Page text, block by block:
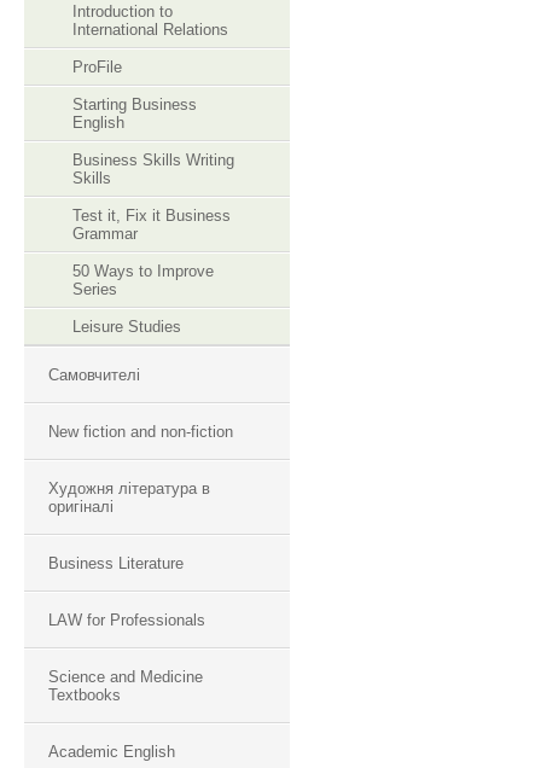
Introduction to
International Relations
ProFile
Starting Business
English
Business Skills Writing
Skills
Test it, Fix it Business
Grammar
50 Ways to Improve
Series
Leisure Studies
Самовчителі
New fiction and non-fiction
Художня література в
оригіналі
Business Literature
LAW for Professionals
Science and Medicine
Textbooks
Academic English